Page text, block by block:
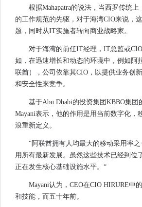
根据Mahapatra的说法，当西罗传统
的工作规范的先驱，对于海湾CIO来说，
题，同时从IT实施者转向商业战略家。
对于海湾的前任IT经理，IT总监或
如，在迅速增长和动态的环境中，例如阿
联酋），公司依靠其CIO，以提供业务创
和安全性来竞争。
基于Abu Dhabi的投资集团KBBO集团
Mayani表示，他的作用是用当前数字化，
浪重新定义。
“阿联酋拥有人均最大的移动采用率
用所有最新发展。虽然这些技术已经到位
正在发生核心基础设施水平。“
Mayani认为，CEO在CIO HIRURE中
和技能，而五十年前。